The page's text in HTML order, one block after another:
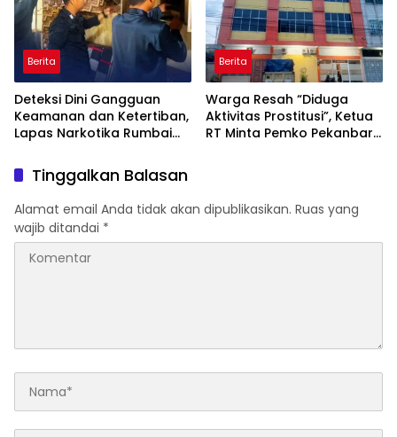
Berita
Deteksi Dini Gangguan
Keamanan dan Ketertiban,
Lapas Narkotika Rumbai
Hunian
Berita
Warga Resah “Diduga
Aktivitas Prostitusi”, Ketua
RT Minta Pemko Pekanbaru
Tinggalkan Balasan
Alamat email Anda tidak akan dipublikasikan. Ruas yang
wajib ditandai *